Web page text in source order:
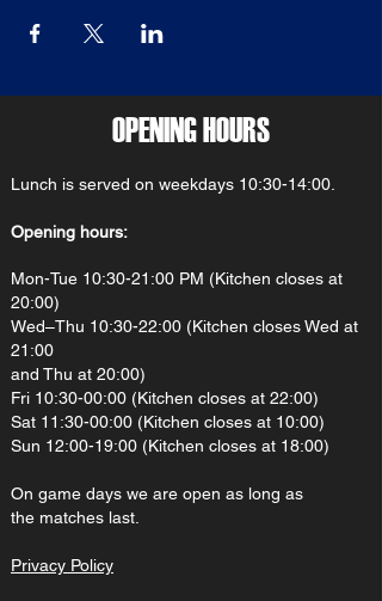
OPENING HOURS
Lunch is served on weekdays 10:30-14:00.
Opening hours:
Mon-Tue 10:30-21:00 PM (Kitchen closes at
20:00)
Wed–Thu 10:30-22:00 (Kitchen closes Wed at
21:00
and Thu at 20:00)
Fri 10:30-00:00 (Kitchen closes at 22:00)
Sat 11:30-00:00 (Kitchen closes at 10:00)
Sun 12:00-19:00 (Kitchen closes at 18:00)
On game days we are open as long as
the matches last.
Privacy Policy